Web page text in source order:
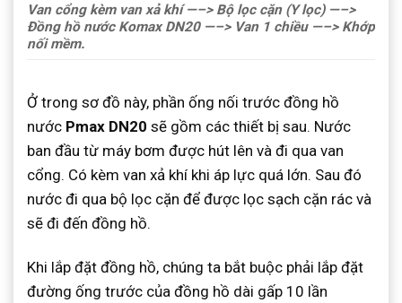
Van cổng kèm van xả khí —–> Bộ lọc cặn (Y lọc) —–>
Đồng hồ nước Komax DN20 —–> Van 1 chiều —–> Khớp
nối mềm.
Ở trong sơ đồ này, phần ống nối trước đồng hồ
nước Pmax DN20 sẽ gồm các thiết bị sau. Nước
ban đầu từ máy bơm được hút lên và đi qua van
cổng. Có kèm van xả khí khi áp lực quá lớn. Sau đó
nước đi qua bộ lọc cặn để được lọc sạch cặn rác và
sẽ đi đến đồng hồ.
Khi lắp đặt đồng hồ, chúng ta bắt buộc phải lắp đặt
đường ống trước của đồng hồ dài gấp 10 lần